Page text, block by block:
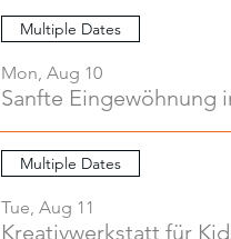
Multiple Dates
Mon, Aug 10
Sanfte Eingewöhnung
Multiple Dates
Tue, Aug 11